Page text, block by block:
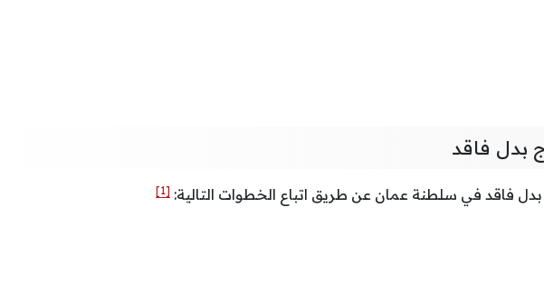
بدل فاقد
فاقد في سلطنة عمان عن طريق اتباع الخطوات التالية: [1]